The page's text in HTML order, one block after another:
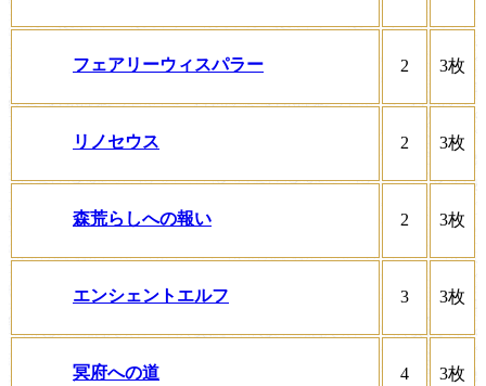
フェアリーウィスパラー 2 3枚
リノセウス 2 3枚
森荒らしへの報い 2 3枚
エンシェントエルフ 3 3枚
冥府への道 4 3枚